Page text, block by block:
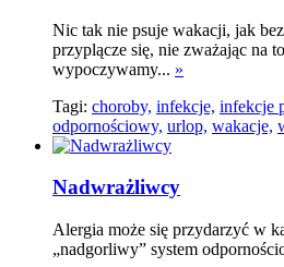
Nic tak nie psuje wakacji, jak
przyplącze się, nie zważając na
wypoczywamy... »
Tagi: choroby, infekcje, infekcje
odpornościowy, urlop, wakacje,
Nadwrażliwcy
Alergia może się przydarzyć w
„nadgorliwy” system